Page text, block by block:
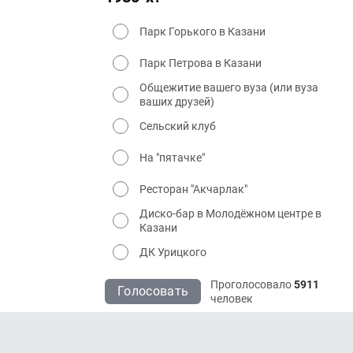
Парк Горького в Казани
Парк Петрова в Казани
Общежитие вашего вуза (или вуза
ваших друзей)
Сельский клуб
На "пятачке"
Ресторан "Акчарлак"
Диско-бар в Молодёжном центре в
Казани
ДК Урицкого
Голосовать Проголосовало5911
человек